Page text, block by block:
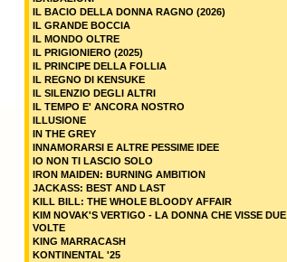
IL BACIO DELLA DONNA RAGNO (2026)
IL GRANDE BOCCIA
IL MONDO OLTRE
IL PRIGIONIERO (2025)
IL PRINCIPE DELLA FOLLIA
IL REGNO DI KENSUKE
IL SILENZIO DEGLI ALTRI
IL TEMPO E' ANCORA NOSTRO
ILLUSIONE
IN THE GREY
INNAMORARSI E ALTRE PESSIME IDEE
IO NON TI LASCIO SOLO
IRON MAIDEN: BURNING AMBITION
JACKASS: BEST AND LAST
KILL BILL: THE WHOLE BLOODY AFFAIR
KIM NOVAK'S VERTIGO - LA DONNA CHE VISSE DUE
VOLTE
KING MARRACASH
KONTINENTAL '25